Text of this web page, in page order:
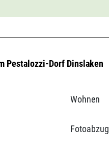
Pestalozzi-Dorf Dinslaken
Wohnen
Fotoabzug